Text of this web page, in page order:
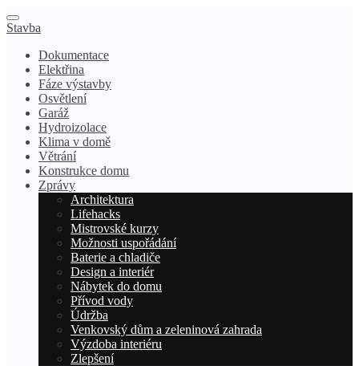
Stavba
Dokumentace
Elektřina
Fáze výstavby
Osvětlení
Garáž
Hydroizolace
Klima v domě
Větrání
Konstrukce domu
Zprávy
Architektura
Lifehacks
Mistrovské kurzy
Možnosti uspořádání
Baterie a chladiče
Design a interiér
Nábytek do domu
Přívod vody
Údržba
Venkovský dům a zeleninová zahrada
Výzdoba interiéru
Zlepšení